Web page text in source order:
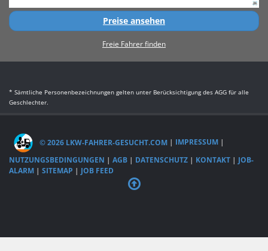
Preise ansehen
Freie Fahrer finden
* Sämtliche Personenbezeichnungen gelten unter Berücksichtigung des AGG für alle
Geschlechter.
© 2026 LKW-FAHRER-GESUCHT.COM | IMPRESSUM |
NUTZUNGSBEDINGUNGEN | AGB | DATENSCHUTZ | KONTAKT | JOB-
ALARM | SITEMAP | JOB FEED